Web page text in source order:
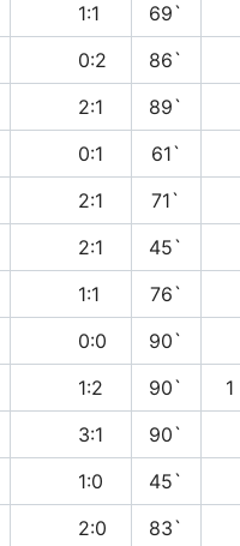
1:1 69`
0:2 86`
2:1 89`
0:1 61`
2:1 71`
2:1 45`
1:1 76`
0:0 90`
1:2 90` 1
3:1 90`
1:0
45`
2:0
83`